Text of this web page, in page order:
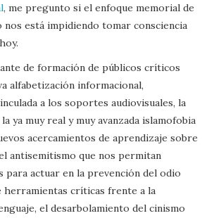
, me pregunto si el enfoque memorial de
nos está impidiendo tomar consciencia
de formación de públicos críticos
alfabetización informacional,
a los soportes audiovisuales, la
ya muy real y muy avanzada islamofobia
acercamientos de aprendizaje sobre
antisemitismo que nos permitan
para actuar en la prevención del odio
herramientas críticas frente a la
el desarbolamiento del cinismo